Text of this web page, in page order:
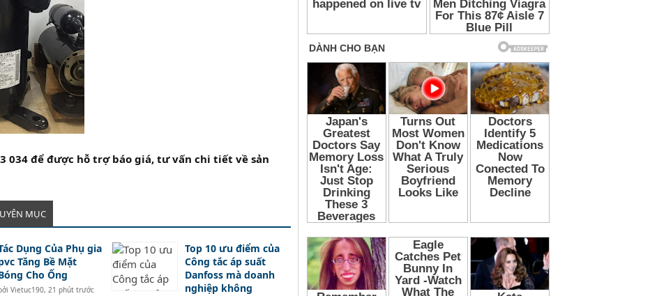
034 để được hỗ trợ báo giá, tư vấn chi tiết về sản
MỤC
Dụng Của Phụ gia
Tăng Bề Mặt
Cho Ống
Vietuc190, 21 phút trước
Top 10 ưu điểm của
Công tắc áp suất
Danfoss mà doanh
nghiệp không